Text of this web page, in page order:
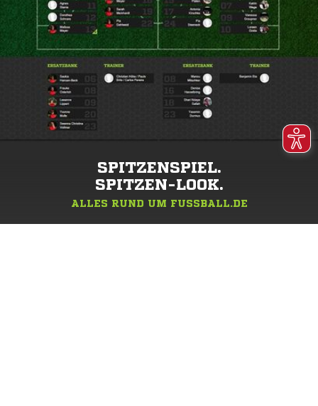
SPITZENSPIEL.
SPITZEN-LOOK.
ALLES RUND UM FUSSBALL.DE